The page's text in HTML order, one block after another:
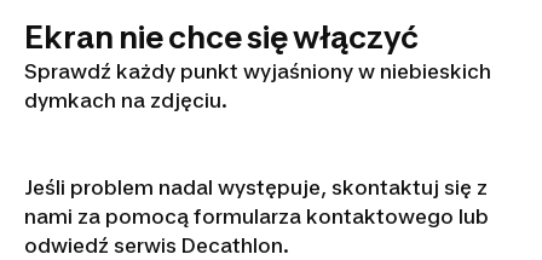
Ekran nie chce się włączyć
Sprawdź każdy punkt wyjaśniony w niebieskich
dymkach na zdjęciu.
Jeśli problem nadal występuje, skontaktuj się z
nami za pomocą formularza kontaktowego lub
odwiedź serwis Decathlon.